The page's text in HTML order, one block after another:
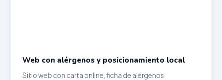
Web con alérgenos y posicionamiento local
Sitio web con carta online, ficha de alérgenos